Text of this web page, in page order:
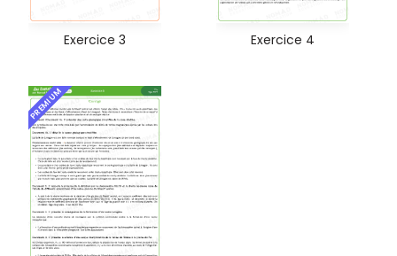
Exercice 3 Exercice 4
PREMIUM